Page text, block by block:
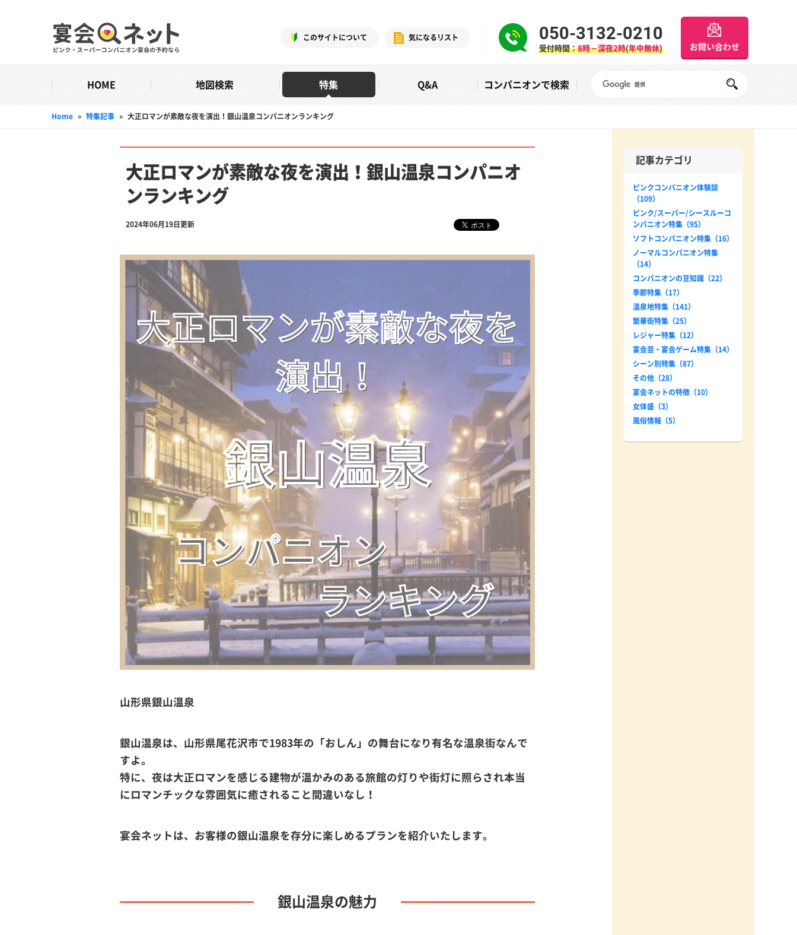
このサイトについて 気になるリスト 050-3132-0210
受付時間：8時～深夜2時(年中無休) お問い合わせ
HOME 地図検索 特集 Q&A コンパニオンで検索
Home » 特集記事 » 大正ロマンが素敵な夜を演出！銀山温泉コンパニオンランキング
大正ロマンが素敵な夜を演出！銀山温泉コンパニオ
ンランキング
2024年06月19日更新
山形県銀山温泉
銀山温泉は、山形県尾花沢市で1983年の「おしん」の舞台になり有名な温泉街なんで
すよ。
特に、夜は大正ロマンを感じる建物が温かみのある旅館の灯りや街灯に照らされ本当
にロマンチックな雰囲気に癒されること間違いなし！
宴会ネットは、お客様の銀山温泉を存分に楽しめるプランを紹介いたします。
銀山温泉の魅力
記事カテゴリ
ピンクコンパニオン体験談
（109）
ピンク/スーパー/シースルーコ
ンパニオン特集（95）
ソフトコンパニオン特集（16）
ノーマルコンパニオン特集
（14）
コンパニオンの豆知識（22）
季節特集（17）
温泉地特集（141）
繁華街特集（25）
レジャー特集（12）
宴会芸・宴会ゲーム特集（14）
シーン別特集（87）
その他（28）
宴会ネットの特徴（10）
女体盛（3）
風俗情報（5）